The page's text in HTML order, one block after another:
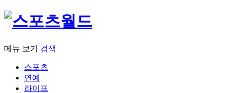
메뉴 보기 검색
스포츠
연예
라이프